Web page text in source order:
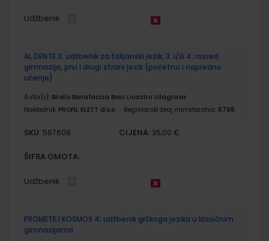
Udžbenik
AL DENTE 3; udžbenik za talijanski jezik, 3. i/ili 4. razred
gimnazija, prvi i drugi strani jezik (početno i napredno
učenje)
Autor(i): Birello Bonafaccia Bosc Licastro Vilagrasa
Nakladnik: PROFIL KLETT d.o.o. Registarski broj ministarstva: 6798
SKU: 567608 CIJENA: 35,00 €
ŠIFRA OMOTA:
Udžbenik
PROMETEJ KOSMOS 4; udžbenik grčkoga jezika u klasičnim
gimnazijama